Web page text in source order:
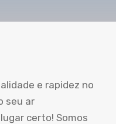
e rapidez no
seu ar
certo! Somos